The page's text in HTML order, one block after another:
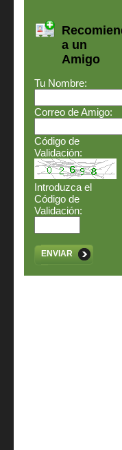
a un
Amigo
Tu Nombre:
Correo de Amigo:
Código de
Validación:
Introduzca el
Código de
Validación:
ENVIAR